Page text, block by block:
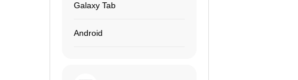
Galaxy Tab
Android